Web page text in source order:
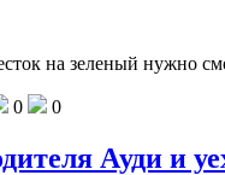
на зеленый нужно
0 0
Ауди и